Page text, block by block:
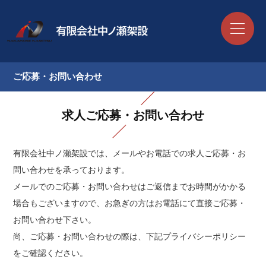
ご応募・お問い合わせ
求人ご応募・お問い合わせ
有限会社中ノ瀬架設では、メールやお電話での求人ご応募・お
問い合わせを承っております。
メールでのご応募・お問い合わせはご返信までお時間がかかる
場合もございますので、お急ぎの方はお電話にて直接ご応募・
お問い合わせ下さい。
尚、ご応募・お問い合わせの際は、下記プライバシーポリシー
をご確認ください。